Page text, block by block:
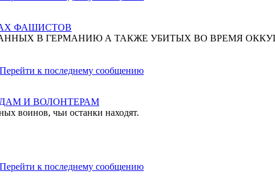
ФАШИСТОВ
В ГЕРМАНИЮ А ТАКЖЕ УБИТЫХ ВО ВРЕМЯ
И ВОЛОНТЕРАМ
воинов, чьи останки находят.